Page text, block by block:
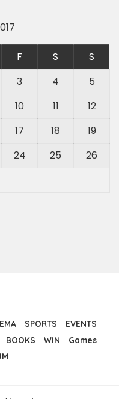
F S
S
3 4
5
10 11
12
17 18
19
24 25
26
SPORTS
EVENTS
BOOKS WIN
Games